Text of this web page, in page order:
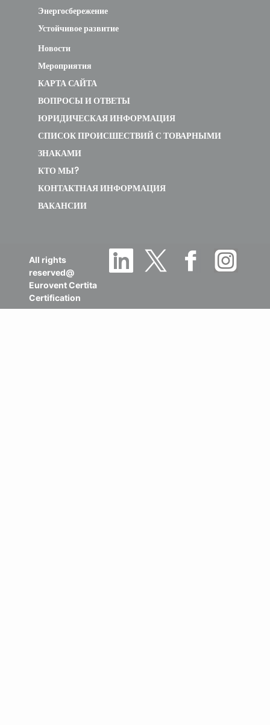
Энергосбережение
Устойчивое развитие
Новости
Мероприятия
КАРТА САЙТА
ВОПРОСЫ И ОТВЕТЫ
ЮРИДИЧЕСКАЯ ИНФОРМАЦИЯ
СПИСОК ПРОИСШЕСТВИЙ С ТОВАРНЫМИ
ЗНАКАМИ
КТО МЫ?
КОНТАКТНАЯ ИНФОРМАЦИЯ
ВАКАНСИИ
All rights
reserved@
Eurovent Certita
Certification